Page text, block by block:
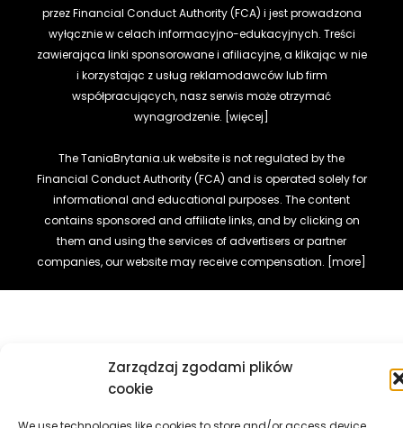
Zarządzaj zgodami plików
cookie
przez Financial Conduct Authority (FCA) i jest prowadzona
wyłącznie w celach informacyjno-edukacyjnych. Treści
zawierająca linki sponsorowane i afiliacyjne, a klikając w nie
i korzystając z usług reklamodawców lub firm
współpracujących, nasz serwis może otrzymać
wynagrodzenie. [więcej]
The TaniaBrytania.uk website is not regulated by the
Financial Conduct Authority (FCA) and is operated solely for
informational and educational purposes. The content
contains sponsored and affiliate links, and by clicking on
them and using the services of advertisers or partner
companies, our website may receive compensation. [more]